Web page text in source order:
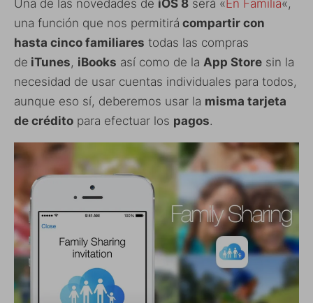
Una de las novedades de iOS 8 será «En Familia«,
una función que nos permitirá compartir con
hasta cinco familiares todas las compras
de iTunes, iBooks así como de la App Store sin la
necesidad de usar cuentas individuales para todos,
aunque eso sí, deberemos usar la misma tarjeta
de crédito para efectuar los pagos.